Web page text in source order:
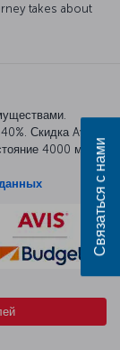
takes about
Скидка Avis
4000 мильСвязаться с нами